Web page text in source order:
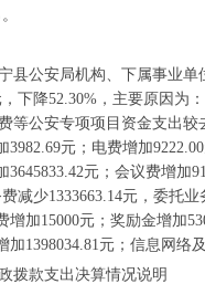
县公安局机构、下属事业
，下降52.30%，主要原因
等公安专项项目资金支出
3982.69元；电费增加
3645833.42元；会议费增加
减少1333663.14元，委托
增加15000元；奖励金增加
加1398034.81元；信息网
拨款支出决算情况说明